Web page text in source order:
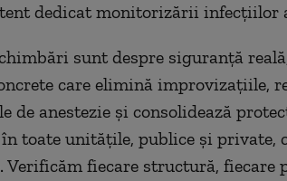
dedicat monitorizării infecţiilor
sunt despre siguranţă
care elimină improvizaţiile,
de anestezie şi consolidează
toate unităţile, publice şi private,
Verificăm fiecare structură, fiecare